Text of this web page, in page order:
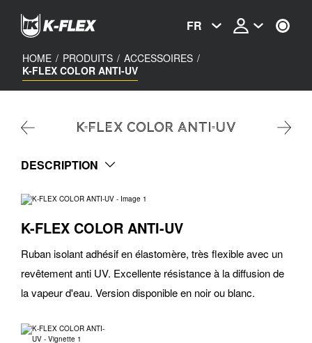
content
FR
HOME / PRODUITS / ACCESSOIRES /
K-FLEX COLOR ANTI-UV
K-FLEX COLOR ANTI-UV
DESCRIPTION
K-FLEX COLOR ANTI-UV
Ruban isolant adhésif en élastomère, très flexible avec un
revêtement anti UV. Excellente résistance à la diffusion de
la vapeur d'eau. Version disponible en noir ou blanc.